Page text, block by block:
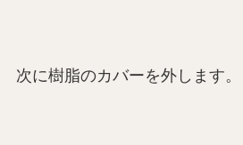
次に樹脂のカバーを外します。